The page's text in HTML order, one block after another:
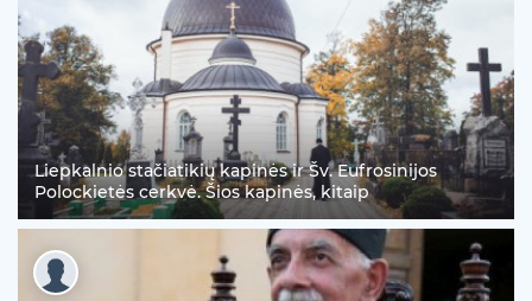
Liepkalnio stačiatikių kapinės ir Šv. Eufrosinijos
Polockietės cerkvė. Šios kapinės, kitaip